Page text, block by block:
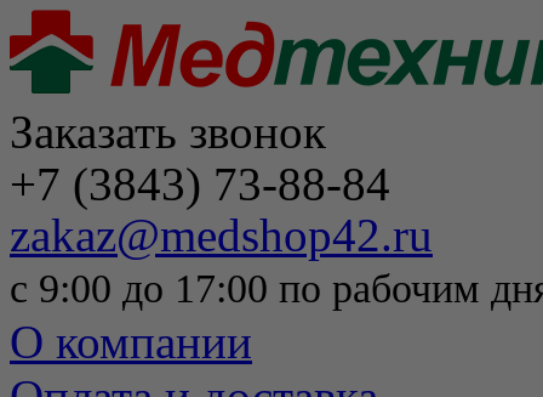
Заказать звонок
+7 (3843) 73-88-84
zakaz@medshop42.ru
с 9:00 до 17:00 по рабочим
О компании